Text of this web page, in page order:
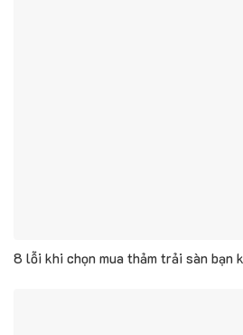
8 lỗi khi chọn mua thảm trải sàn bạn